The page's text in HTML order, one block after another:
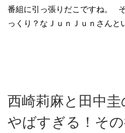
番組に引っ張りだこですね。
っくり？なＪｕｎＪｕｎさんと
西崎莉麻と田中
やばすぎる！そ